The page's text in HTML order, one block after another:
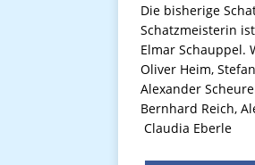
Die bisherige
Schatzmeisterin
Elmar Schauppel.
Oliver Heim,
Alexander
Bernhard Reich,
Claudia Eberle